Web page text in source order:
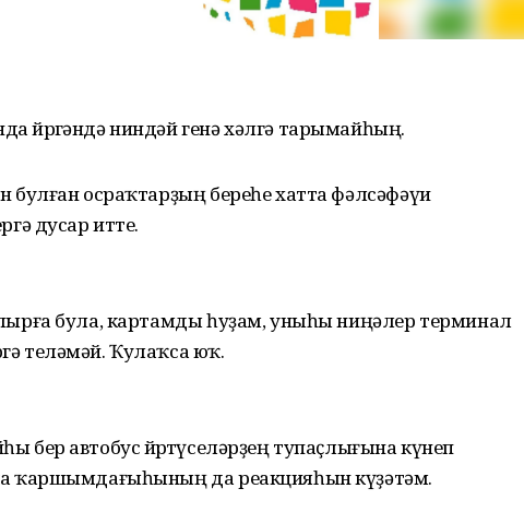
йөрөгәндә ниндәй генә хәлгә тарымайһың.
булған осраҡтарҙың береһе хатта фәлсәфәүи
дусар итте.
була, картамды һуҙам, уныһы ниңәлер терминал
теләмәй. Ҡулаҡса юҡ.
бер автобус йөрөтөүселәрҙең тупаҫлығына күнеп
ҡаршымдағыһының да реакцияһын күҙәтәм.